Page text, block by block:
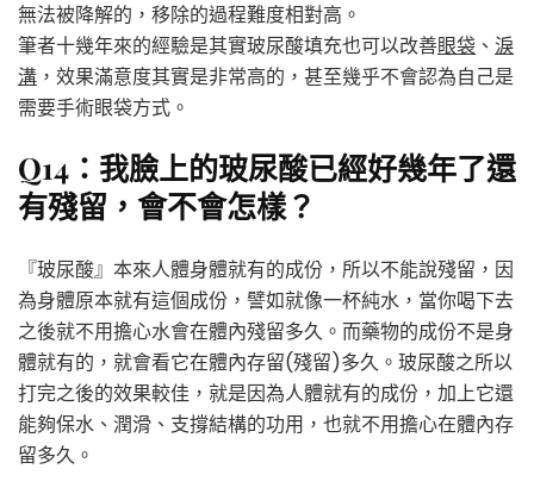
無法被降解的，移除的過程難度相對高。
筆者十幾年來的經驗是其實玻尿酸填充也可以改善眼袋 、 淚
溝 ，效果滿意度其實是非常高的，甚至幾乎不會認為自己是
需要手術眼袋方式。
Q14：我臉上的玻尿酸已經好幾年了還
有殘留，會不會怎樣？
『玻尿酸』本來人體身體就有的成份，所以不能說殘留，因
為身體原本就有這個成份，譬如就像一杯純水，當你喝下去
之後就不用擔心水會在體內殘留多久。而藥物的成份不是身
體就有的，就會看它在體內存留(殘留)多久。玻尿酸之所以
打完之後的效果較佳，就是因為人體就有的成份，加上它還
能夠保水、潤滑、支撐結構的功用，也就不用擔心在體內存
留多久。